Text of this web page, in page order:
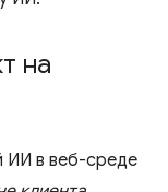
на
ИИ в веб-среде